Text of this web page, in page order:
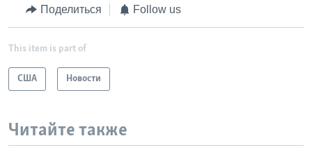
Поделиться Follow us
This item is part of
США Новости
Читайте также